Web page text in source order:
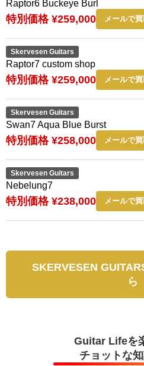
Raptor6 Buckeye Burl
特別価格 ¥259,000 メールで
Skervesen Guitars
Raptor7 custom shop
特別価格 ¥259,000 メールで
Skervesen Guitars
Swan7 Aqua Blue Burst
特別価格 ¥258,000 メールで
Skervesen Guitars
Nebelung7
特別価格 ¥238,000 メールで
SKERVESEN
ら
Guitar Lifeを
チョットな知